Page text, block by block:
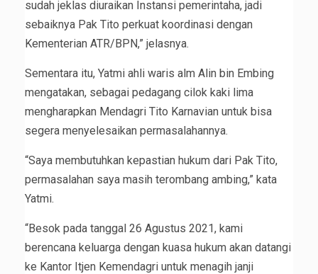
sudah jeklas diuraikan Instansi pemerintaha, jadi
sebaiknya Pak Tito perkuat koordinasi dengan
Kementerian ATR/BPN,” jelasnya.
Sementara itu, Yatmi ahli waris alm Alin bin Embing
mengatakan, sebagai pedagang cilok kaki lima
mengharapkan Mendagri Tito Karnavian untuk bisa
segera menyelesaikan permasalahannya.
“Saya membutuhkan kepastian hukum dari Pak Tito,
permasalahan saya masih terombang ambing,” kata
Yatmi.
“Besok pada tanggal 26 Agustus 2021, kami
berencana keluarga dengan kuasa hukum akan datangi
ke Kantor Itjen Kemendagri untuk menagih janji